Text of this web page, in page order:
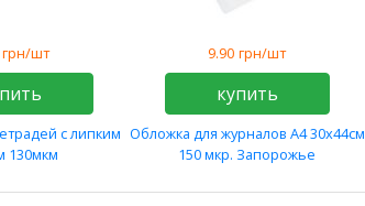
грн/шт
с липким
130мкм
9.90 грн/шт
купить
Обложка для журналов А4 30х44см
150 мкр. Запорожье